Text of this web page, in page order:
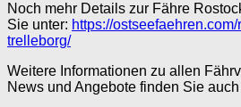
Noch mehr Details zur Fähre
Sie unter: https://
trelleborg/
Weitere Informationen zu allen
News und Angebote finden Sie